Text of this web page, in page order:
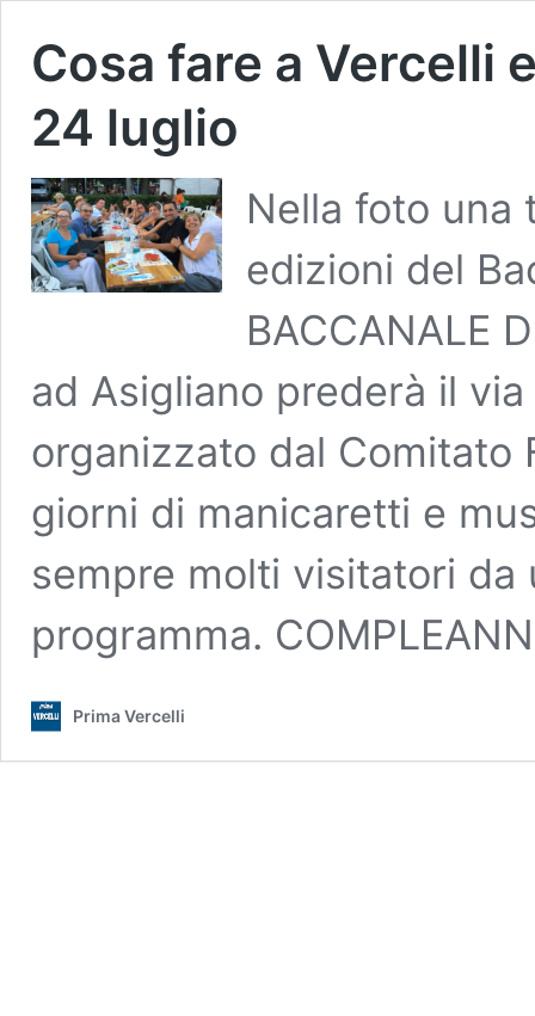
Cosa fare a Vercelli
24 luglio
Nella foto una
edizioni del
BACCANALE
ad Asigliano prederà il via
organizzato dal Comitato
giorni di manicaretti e
sempre molti visitatori
programma.
Prima Vercelli